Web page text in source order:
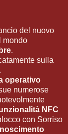
del nuovo
mondo
.
sulla
operativo
numerose
NFC
con Sorriso